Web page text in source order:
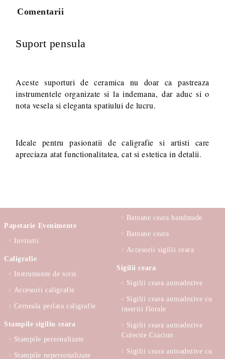
Va multumim! Veti fi contactat pentru stabilirea eventualelor detalii
suplimentare necesare procesarii comenzii dumneavoastra.
Comentarii
Suport pensula
Aceste suporturi de ceramica nu doar ca pastreaza
instrumentele organizate si la indemana, dar aduc si o
nota vesela si eleganta spatiului de lucru.
Ideale pentru pasionatii de caligrafie si artisti care
apreciaza atat functionalitatea, cat si estetica in detalii.
Papetarie Evenimente
Invitatii
Caligrafie
Instrumente de scris
Accesorii caligrafie
Cerneala perlata caligrafie
Stampile sigiliu ceara
Stampile personalizate
Stampile nepersonalizate
Batoane ceara handmade
Batoane ceara
Accesorii sigilii ceara
Sigilii ceara
Sigilii ceara autoadezive
Sigilii ceara autoadezive cu
insertii florale
Sigilii ceara autoadezive
Colectie Craciun
Sigilii ceara autoadezive cu